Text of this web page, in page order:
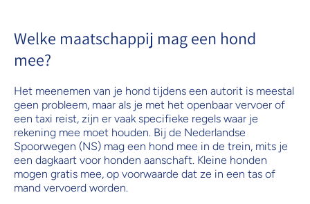
Welke maatschappij mag een hond
mee?
Het meenemen van je hond tijdens een autorit is meestal
geen probleem, maar als je met het openbaar vervoer of
een taxi reist, zijn er vaak specifieke regels waar je
rekening mee moet houden. Bij de Nederlandse
Spoorwegen (NS) mag een hond mee in de trein, mits je
een dagkaart voor honden aanschaft. Kleine honden
mogen gratis mee, op voorwaarde dat ze in een tas of
mand vervoerd worden.